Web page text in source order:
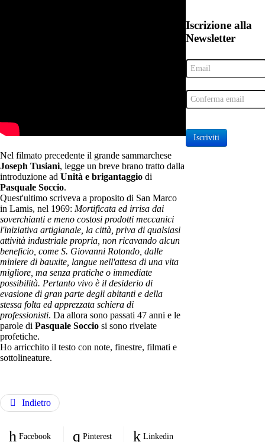
Nel filmato precedente il grande sammarchese
Joseph Tusiani, legge un breve brano tratto dalla
introduzione ad Unità e brigantaggio di
Pasquale Soccio.
Quest'ultimo scriveva a proposito di San Marco
in Lamis, nel 1969: Mortificata ed irrisa dai
soverchianti e meno costosi prodotti meccanici
l'iniziativa artigianale, la città, priva di qualsiasi
attività industriale propria, non ricavando alcun
beneficio, come S. Giovanni Rotondo, dalle
miniere di bauxite, langue nell'attesa di una vita
migliore, ma senza pratiche o immediate
possibilità. Pertanto vivo è il desiderio di
evasione di gran parte degli abitanti e della
stessa folta ed apprezzata schiera di
professionisti. Da allora sono passati 47 anni e le
parole di Pasquale Soccio si sono rivelate
profetiche.
Ho arricchito il testo con note, finestre, filmati e
sottolineature.
Indietro
Facebook Pinterest Linkedin
Iscrizione alla
Newsletter
Iscriviti